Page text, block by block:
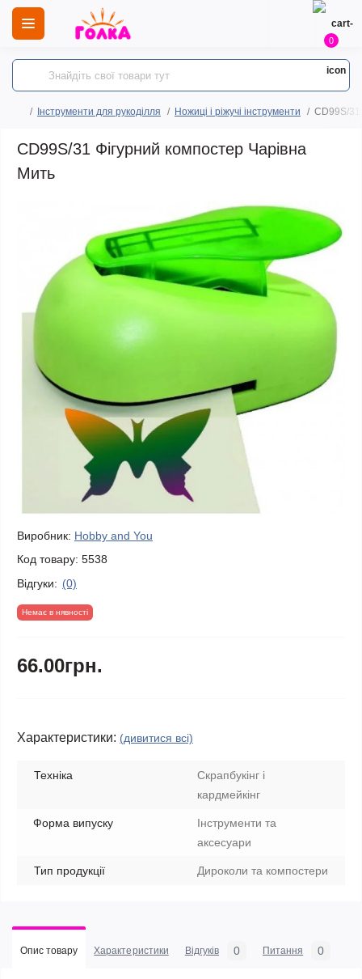
0
Інструменти для рукоділля Ножиці і ріжучі інструменти CD99S/31
CD99S/31 Фігурний компостер Чарівна
Мить
Виробник: Hobby and You
Код товару: 5538
Відгуки: (0)
Немає в нявності
66.00грн.
Характеристики: (дивитися всі)
Техніка
Скрапбукінг і
кардмейкінг
Форма випуску
Інструменти та
аксесуари
Тип продукції Дироколи та компостери
Опис товару Характеристики Відгуків 0 Питання 0